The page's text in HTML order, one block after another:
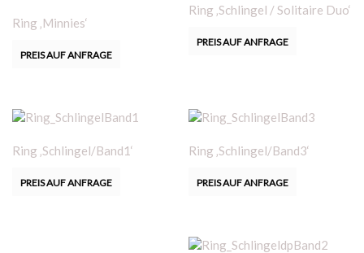
Ring ‚Minnies‘
PREIS AUF ANFRAGE
Ring ‚Schlingel / Solitaire Duo‘
PREIS AUF ANFRAGE
Ring ‚Schlingel/Band1‘
PREIS AUF ANFRAGE
Ring ‚Schlingel/Band3‘
PREIS AUF ANFRAGE